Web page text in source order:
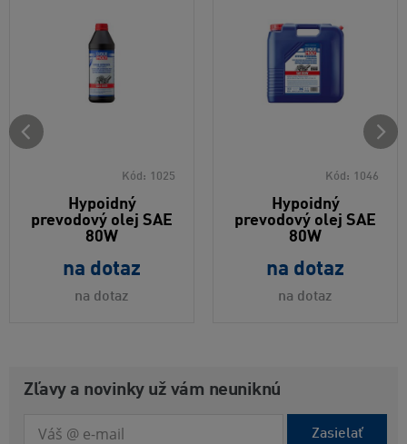
Kód: 1025
Hypoidný
prevodový olej SAE
80W
na dotaz
na dotaz
Kód: 1046
Hypoidný
prevodový olej SAE
80W
na dotaz
na dotaz
Zľavy a novinky už vám neuniknú
Zasielať